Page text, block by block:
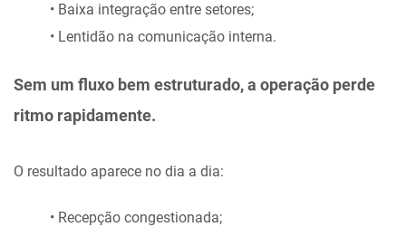
• Baixa integração entre setores;
• Lentidão na comunicação interna.
Sem um fluxo bem estruturado, a operação perde
ritmo rapidamente.
O resultado aparece no dia a dia:
• Recepção congestionada;